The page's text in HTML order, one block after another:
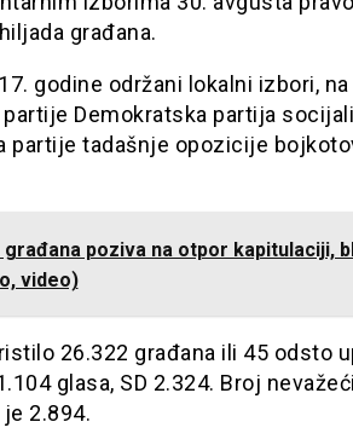
građana.
godine održani lokalni izbori,
Demokratska partija
partije tadašnje opozicije
građana poziva na otpor kapitulaciji,
video)
26.322 građana ili 45 odsto
glasa, SD 2.324. Broj
2.894.